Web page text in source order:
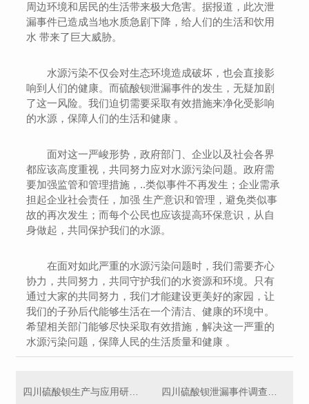
周边环境和居民的生活带来极大危害。据报道，此次泄
漏事件已造成当地水质急剧下降，给人们的生活和饮用
水 带来了巨大威胁。
水源污染不仅会对生态环境造成破坏，也会直接影
响到人们的健康。而硫酸钡泄漏事件的发生，无疑加剧
了这一风险。我们迫切需要采取有效措施来净化受影响
的水源，保障人们的生活和健康 。
面对这一严峻形势，政府部门、企业以及社会各界
都应该高度重视，共同努力应对水源污染问题。政府需
要加强监管和管理措施，..类似事件不再发生；企业需承
担起企业社会责任，加强 生产意识和管理，避免类似事
故的再次发生；而每个公民也应该提高环保意识，从自
身做起，共同保护我们的水源。
在面对如此严重的水源污染问题时，我们需要齐心
协力，共同努力，共同守护我们的水资源和环境。只有
通过大家的共同努力，我们才能建设更美好的家园，让
我们的子孙后代能够生活在一个清洁、健康的环境中。
希望相关部门能够尽快采取有效措施，解决这一严重的
水源污染问题，保障人民的生活质量和健康 。